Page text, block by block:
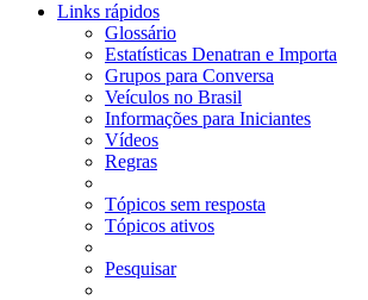
Links rápidos
Glossário
Estatísticas Denatran e Importa
Grupos para Conversa
Veículos no Brasil
Informações para Iniciantes
Vídeos
Regras
Tópicos sem resposta
Tópicos ativos
Pesquisar